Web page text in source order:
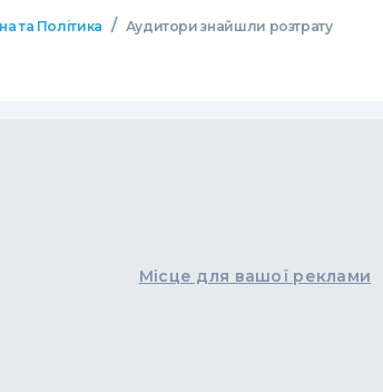
та Політика / Аудитори знайшли розтрату
Місце для вашої реклами